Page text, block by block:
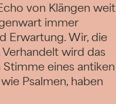
von Klängen weit
immer
Erwartung. Wir, die
wird das
eines antiken
Psalmen, haben